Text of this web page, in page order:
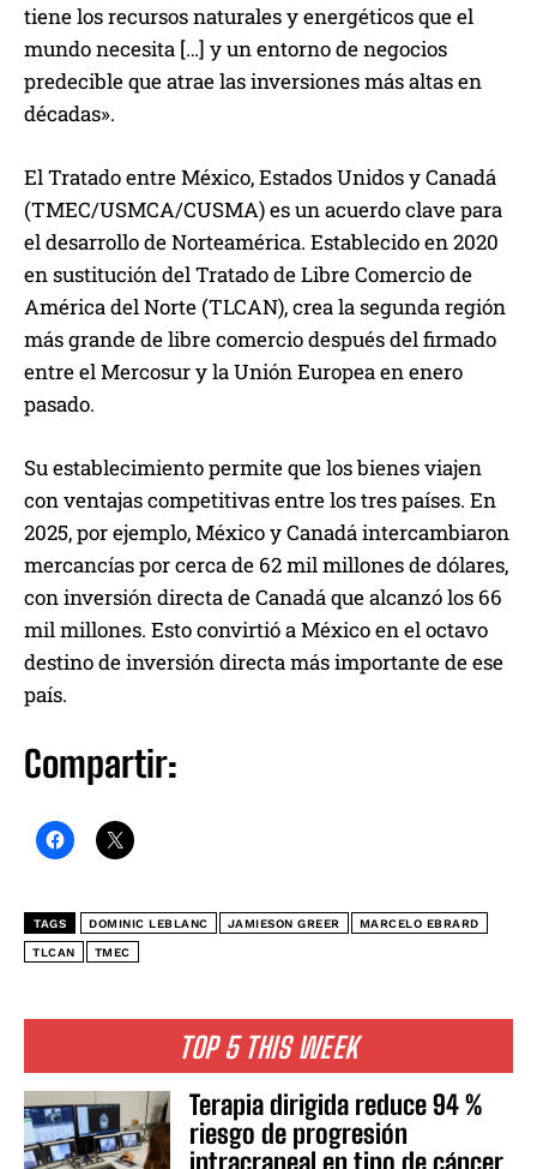
TOP 5 THIS WEEK
Terapia dirigida reduce 94 %
riesgo de progresión
tiene los recursos naturales y energéticos que el
mundo necesita […] y un entorno de negocios
predecible que atrae las inversiones más altas en
décadas».
El Tratado entre México, Estados Unidos y Canadá
(TMEC/USMCA/CUSMA) es un acuerdo clave para
el desarrollo de Norteamérica. Establecido en 2020
en sustitución del Tratado de Libre Comercio de
América del Norte (TLCAN), crea la segunda región
más grande de libre comercio después del firmado
entre el Mercosur y la Unión Europea en enero
pasado.
Su establecimiento permite que los bienes viajen
con ventajas competitivas entre los tres países. En
2025, por ejemplo, México y Canadá intercambiaron
mercancías por cerca de 62 mil millones de dólares,
con inversión directa de Canadá que alcanzó los 66
mil millones. Esto convirtió a México en el octavo
destino de inversión directa más importante de ese
país.
Compartir:
TAGS DOMINIC LEBLANC JAMIESON GREER MARCELO EBRARD
TLCAN TMEC